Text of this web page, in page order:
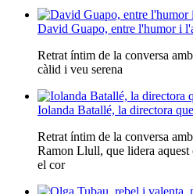
David Guapo, entre l'humor i
Retrat íntim de la conversa
càlid i veu serena
Iolanda Batallé, la directora
Retrat íntim de la conversa
Ramon Llull, que lidera
el cor